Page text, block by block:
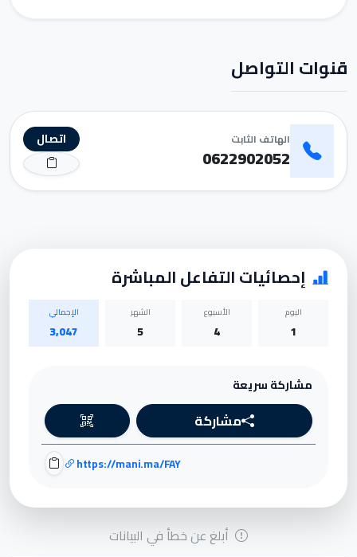
قنوات التواصل
الهاتف الثابت
0622902052
اتصال
إحصائيات التفاعل المباشرة
اليوم
1
الأسبوع
4
الشهر
5
الإجمالي
3,047
مشاركة سريعة
مشاركة
https://mani.ma/FAY
أبلغ عن خطأ في البيانات